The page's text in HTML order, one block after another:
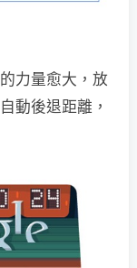
力量愈大，放
動後退距離，